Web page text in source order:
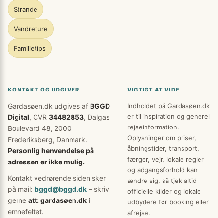
Strande
Vandreture
Familietips
KONTAKT OG UDGIVER
Gardasøen.dk udgives af BGGD
Digital, CVR 34482853, Dalgas
Boulevard 48, 2000
Frederiksberg, Danmark.
Personlig henvendelse på
adressen er ikke mulig.
Kontakt vedrørende siden sker
på mail: bggd@bggd.dk – skriv
gerne att: gardasøen.dk i
emnefeltet.
VIGTIGT AT VIDE
Indholdet på Gardasøen.dk
er til inspiration og generel
rejseinformation.
Oplysninger om priser,
åbningstider, transport,
færger, vejr, lokale regler
og adgangsforhold kan
ændre sig, så tjek altid
officielle kilder og lokale
udbydere før booking eller
afrejse.